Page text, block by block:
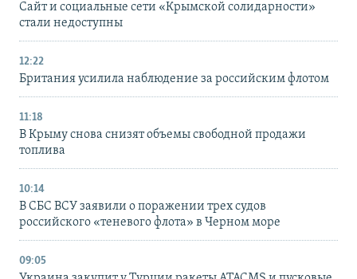
Сайт и социальные сети «Крымской солидарности»
стали недоступны
12:22
Британия усилила наблюдение за российским флотом
11:18
В Крыму снова снизят объемы свободной продажи
топлива
10:14
В СБС ВСУ заявили о поражении трех судов
российского «теневого флота» в Черном море
09:05